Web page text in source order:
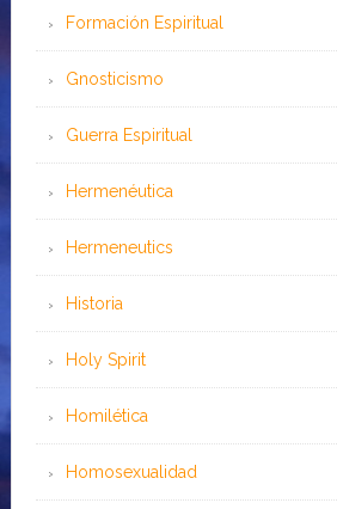
Formación Espiritual
Gnosticismo
Guerra Espiritual
Hermenéutica
Hermeneutics
Historia
Holy Spirit
Homilética
Homosexualidad